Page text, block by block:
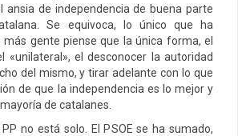
ansia de independencia de buena parte
Se equivoca, lo único que ha
más gente piense que la única forma, el
«unilateral», el desconocer la autoridad
del mismo, y tirar adelante con lo que
de que la independencia es lo mejor y
de catalanes.
no está solo. El PSOE se ha sumado,